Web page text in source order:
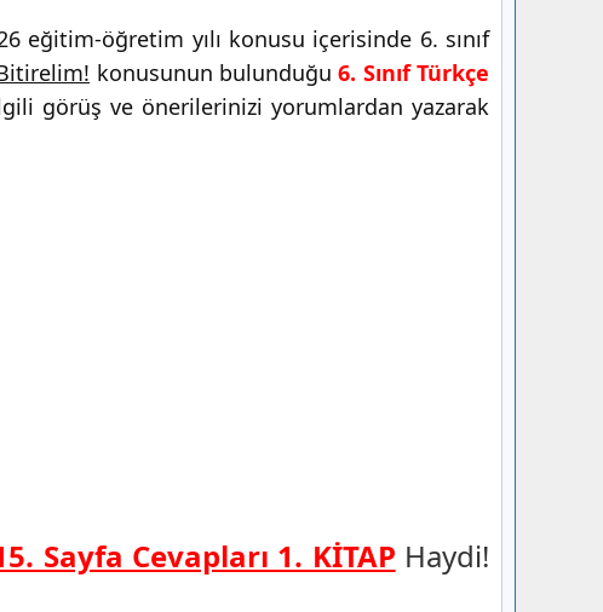
eğitim-öğretim yılı konusu içerisinde 6. sınıf
konusunun bulunduğu6. Sınıf Türkçe
görüş ve önerilerinizi yorumlardan yazarak
Sayfa Cevapları 1. KİTAP Haydi!